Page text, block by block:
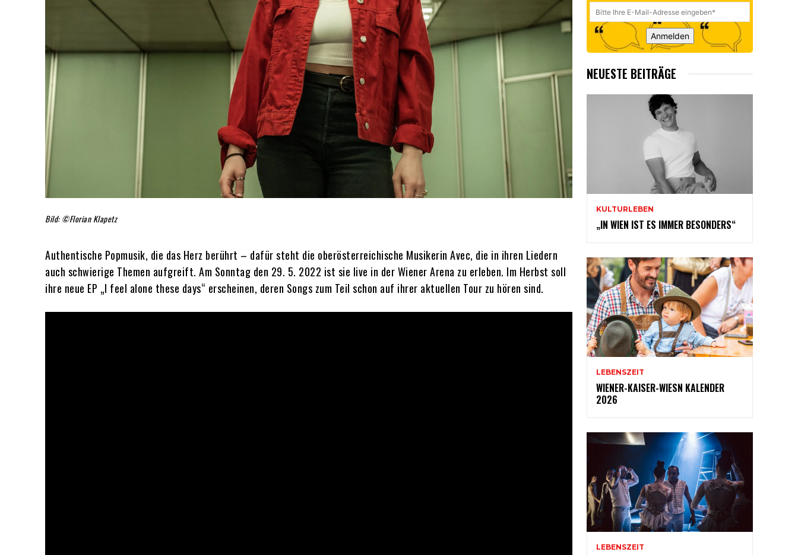
Bild: ©Florian Klapetz
Authentische Popmusik, die das Herz berührt – dafür steht die oberösterreichische Musikerin Avec, die in ihren Liedern
auch schwierige Themen aufgreift. Am Sonntag den 29. 5. 2022 ist sie live in der Wiener Arena zu erleben. Im Herbst soll
ihre neue EP „I feel alone these days“ erscheinen, deren Songs zum Teil schon auf ihrer aktuellen Tour zu hören sind.
Anmelden
NEUESTE BEITRÄGE
KULTURLEBEN
„IN WIEN IST ES IMMER BESONDERS“
LEBENSZEIT
WIENER-KAISER-WIESN KALENDER
2026
LEBENSZEIT